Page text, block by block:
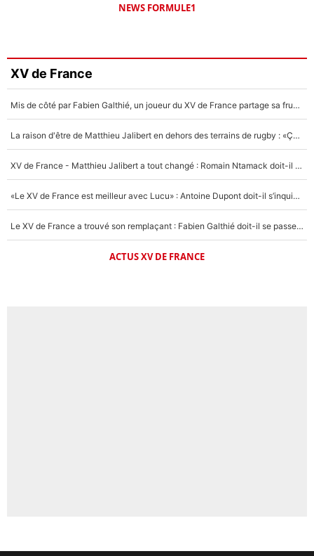
NEWS FORMULE1
XV de France
Mis de côté par Fabien Galthié, un joueur du XV de France partage sa frustration : «ils ne me l’ont pas dit tout de suite»
La raison d'être de Matthieu Jalibert en dehors des terrains de rugby : «Ça m'atteint autant que si tu touches à un membre de ma famille»
XV de France - Matthieu Jalibert a tout changé : Romain Ntamack doit-il s’inquiéter pour sa place à un an de la Coupe du monde ?
«Le XV de France est meilleur avec Lucu» : Antoine Dupont doit-il s’inquiéter pour sa place ?
Le XV de France a trouvé son remplaçant : Fabien Galthié doit-il se passer d'Antoine Dupont ?
ACTUS XV DE FRANCE